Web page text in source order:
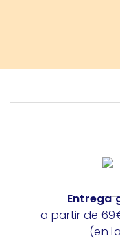
Entrega
a partir de
(en